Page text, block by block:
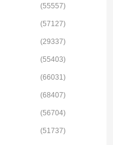
(55557)
(57127)
(29337)
(55403)
(66031)
(68407)
(56704)
(51737)